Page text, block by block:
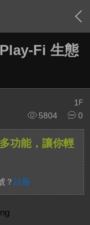
Fi 生態
1 F
5804
0
功能，讓你輕
？ 註冊